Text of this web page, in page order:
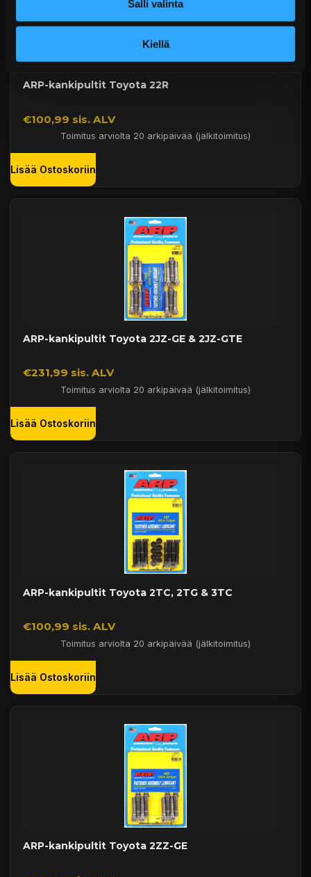
Salli valinta
Kiellä
ARP-kankipultit Toyota 22R
€100,99 sis. ALV
Toimitus arviolta 20 arkipäivää (jälkitoimitus)
Lisää Ostoskoriin
ARP-kankipultit Toyota 2JZ-GE & 2JZ-GTE
€231,99 sis. ALV
Toimitus arviolta 20 arkipäivää (jälkitoimitus)
Lisää Ostoskoriin
ARP-kankipultit Toyota 2TC, 2TG & 3TC
€100,99 sis. ALV
Toimitus arviolta 20 arkipäivää (jälkitoimitus)
Lisää Ostoskoriin
ARP-kankipultit Toyota 2ZZ-GE